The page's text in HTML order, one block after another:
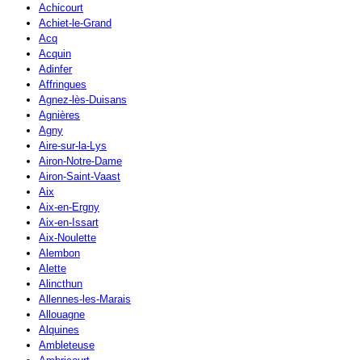
Achicourt
Achiet-le-Grand
Acq
Acquin
Adinfer
Affringues
Agnez-lès-Duisans
Agnières
Agny
Aire-sur-la-Lys
Airon-Notre-Dame
Airon-Saint-Vaast
Aix
Aix-en-Ergny
Aix-en-Issart
Aix-Noulette
Alembon
Alette
Alincthun
Allennes-les-Marais
Allouagne
Alquines
Ambleteuse